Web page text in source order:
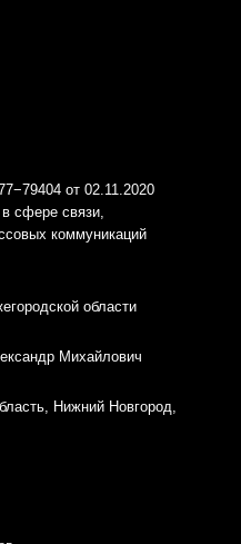
от 02.11.2020
сфере связи,
коммуникаций
области
Михайлович
Нижний Новгород,